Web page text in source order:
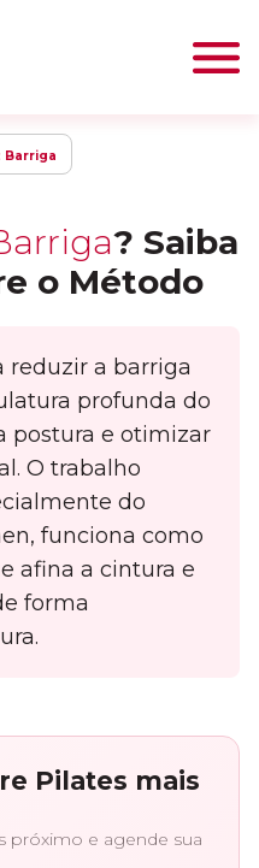
Barriga
? Saiba
o Método
reduzir a barriga
profunda do
postura e otimizar
O trabalho
do
funciona como
afina a cintura e
forma
Pilates mais
próximo e agende sua